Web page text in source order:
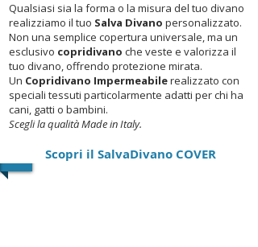
Qualsiasi sia la forma o la misura del tuo divano
realizziamo il tuo Salva Divano personalizzato.
Non una semplice copertura universale, ma un
esclusivo copridivano che veste e valorizza il
tuo divano, offrendo protezione mirata.
Un Copridivano Impermeabilerealizzato con
speciali tessuti particolarmente adatti per chi ha
cani, gatti o bambini. ​
Scegli la qualità Made in Italy.
Scopri il SalvaDivano COVER